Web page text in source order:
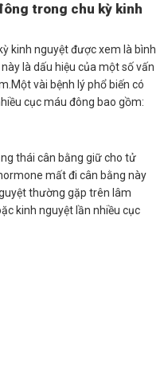
trong chu kỳ kinh
kinh nguyệt được xem là bình
là dấu hiệu của một số vấn
vài bệnh lý phổ biến có
cục máu đông bao gồm:
thái cân bằng giữ cho tử
mất đi cân bằng này
thường gặp trên lâm
kinh nguyệt lần nhiều cục